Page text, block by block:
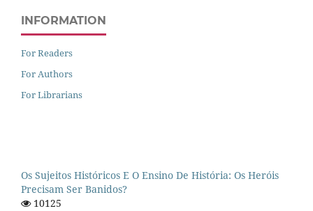
INFORMATION
For Readers
For Authors
For Librarians
Os Sujeitos Históricos E O Ensino De História: Os Heróis
Precisam Ser Banidos?
10125